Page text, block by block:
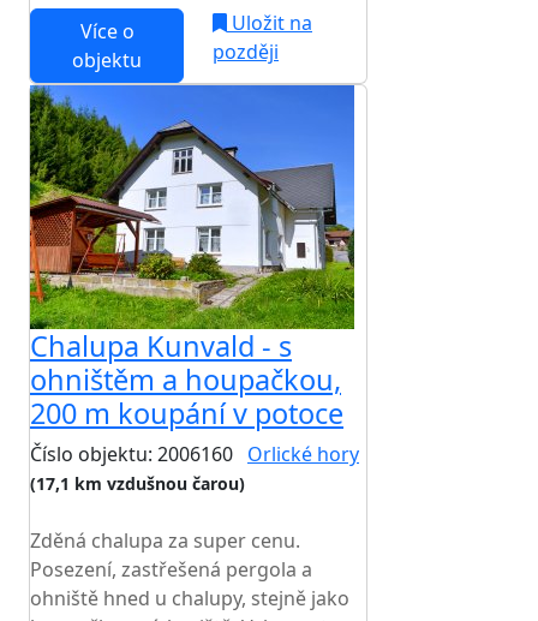
Více o
objektu
Uložit na
později
Chalupa Kunvald - s
ohništěm a houpačkou,
200 m koupání v potoce
Číslo objektu: 2006160 Orlické hory
(17,1 km vzdušnou čarou)
Zděná chalupa za super cenu.
Posezení, zastřešená pergola a
ohniště hned u chalupy, stejně jako